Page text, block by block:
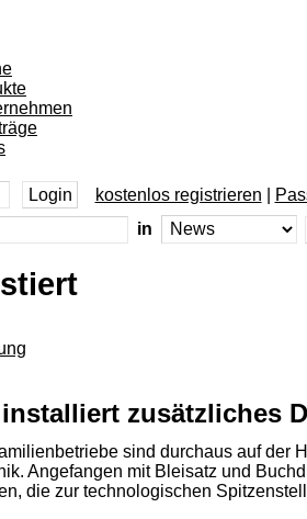
kostenlos registrieren
in
zusätzliches
sind durchaus auf der
Angefangen mit Bleisatz und
die zur technologischen